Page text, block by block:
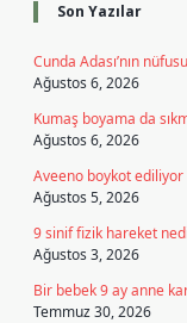
Son Yazılar
Cunda Adası’nın
Ağustos 6, 2026
Kumaş boyama da
Ağustos 6, 2026
Aveeno boykot ediliyor
Ağustos 5, 2026
9 sinif fizik hareket
Ağustos 3, 2026
Bir bebek 9 ay anne
Temmuz 30, 2026